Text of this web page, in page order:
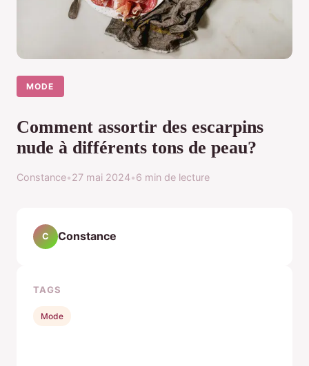
MODE
Comment assortir des escarpins
nude à différents tons de peau?
Constance•27 mai 2024•6 min de lecture
C Constance
TAGS
Mode